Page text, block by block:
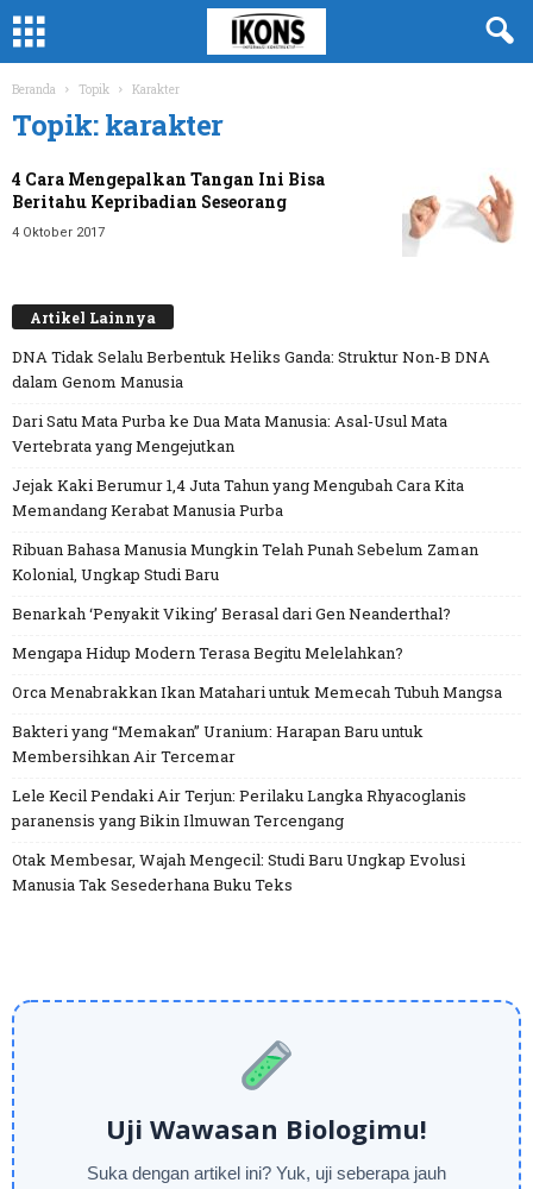
Beranda Topik Karakter
Topik: karakter
4 Cara Mengepalkan Tangan Ini Bisa
Beritahu Kepribadian Seseorang
4 Oktober 2017
Artikel Lainnya
DNA Tidak Selalu Berbentuk Heliks Ganda: Struktur Non-B DNA
dalam Genom Manusia
Dari Satu Mata Purba ke Dua Mata Manusia: Asal-Usul Mata
Vertebrata yang Mengejutkan
Jejak Kaki Berumur 1,4 Juta Tahun yang Mengubah Cara Kita
Memandang Kerabat Manusia Purba
Ribuan Bahasa Manusia Mungkin Telah Punah Sebelum Zaman
Kolonial, Ungkap Studi Baru
Benarkah ‘Penyakit Viking’ Berasal dari Gen Neanderthal?
Mengapa Hidup Modern Terasa Begitu Melelahkan?
Orca Menabrakkan Ikan Matahari untuk Memecah Tubuh Mangsa
Bakteri yang “Memakan” Uranium: Harapan Baru untuk
Membersihkan Air Tercemar
Lele Kecil Pendaki Air Terjun: Perilaku Langka Rhyacoglanis
paranensis yang Bikin Ilmuwan Tercengang
Otak Membesar, Wajah Mengecil: Studi Baru Ungkap Evolusi
Manusia Tak Sesederhana Buku Teks
Uji Wawasan Biologimu!
Suka dengan artikel ini? Yuk, uji seberapa jauh